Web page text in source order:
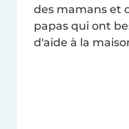
des mamans et
papas qui ont
d'aide à la